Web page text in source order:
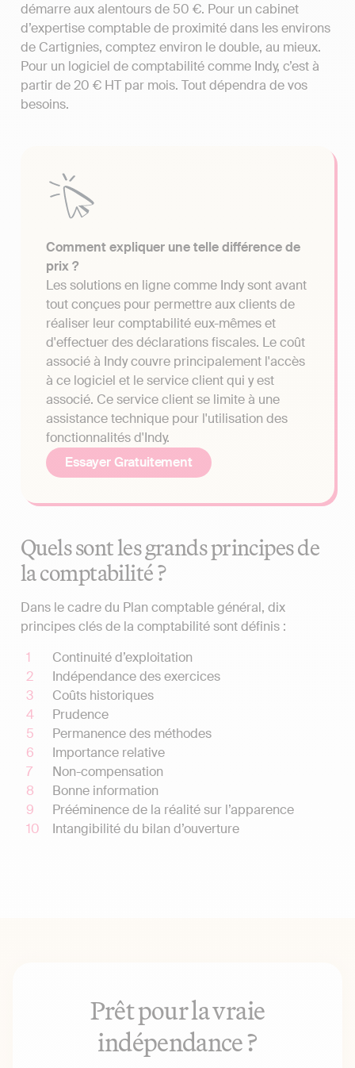
démarre aux alentours de 50 €. Pour un cabinet
d’expertise comptable de proximité dans les environs
de Cartignies, comptez environ le double, au mieux.
Pour un logiciel de comptabilité comme Indy, c’est à
partir de 20 € HT par mois. Tout dépendra de vos
besoins.
Comment expliquer une telle différence de
prix ?
Les solutions en ligne comme Indy sont avant
tout conçues pour permettre aux clients de
réaliser leur comptabilité eux-mêmes et
d'effectuer des déclarations fiscales. Le coût
associé à Indy couvre principalement l'accès
à ce logiciel et le service client qui y est
associé. Ce service client se limite à une
assistance technique pour l'utilisation des
fonctionnalités d'Indy.
Essayer Gratuitement
Quels sont les grands principes de
la comptabilité ?
Dans le cadre du Plan comptable général, dix
principes clés de la comptabilité sont définis :
Continuité d’exploitation
Indépendance des exercices
Coûts historiques
Prudence
Permanence des méthodes
Importance relative
Non-compensation
Bonne information
Prééminence de la réalité sur l’apparence
Intangibilité du bilan d’ouverture
Prêt pour la vraie
indépendance ?